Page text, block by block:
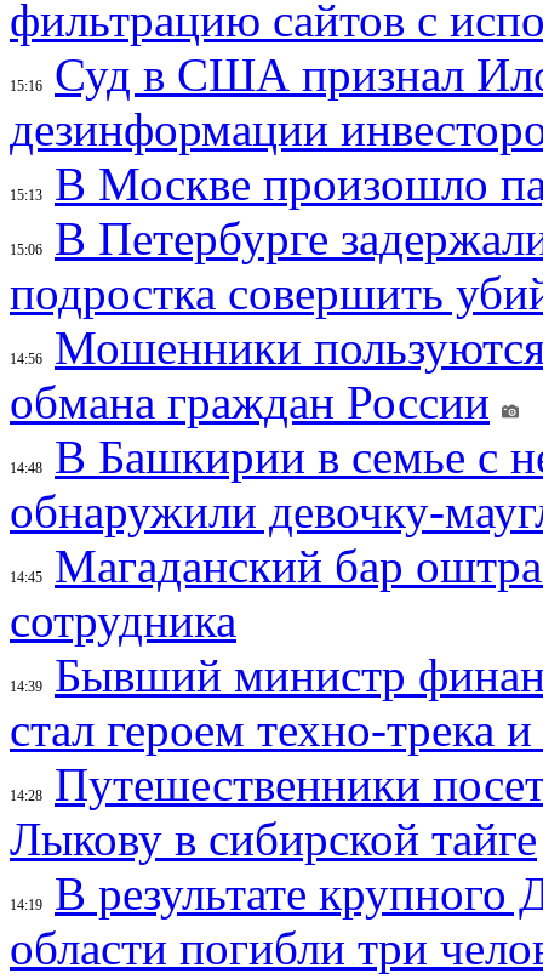
фильтрацию сайтов с
15:16
Суд в США признал
дезинформации
15:13 В Москве произошло
15:06
В Петербурге
подростка совершить
14:56
Мошенники
обмана граждан России
14:48
В Башкирии в семье с
обнаружили девочку-
14:45
Магаданский бар
сотрудника
14:39
Бывший министр
стал героем техно-трека
14:28
Путешественники
Лыкову в сибирской тайге
14:19
В результате крупного
области погибли три